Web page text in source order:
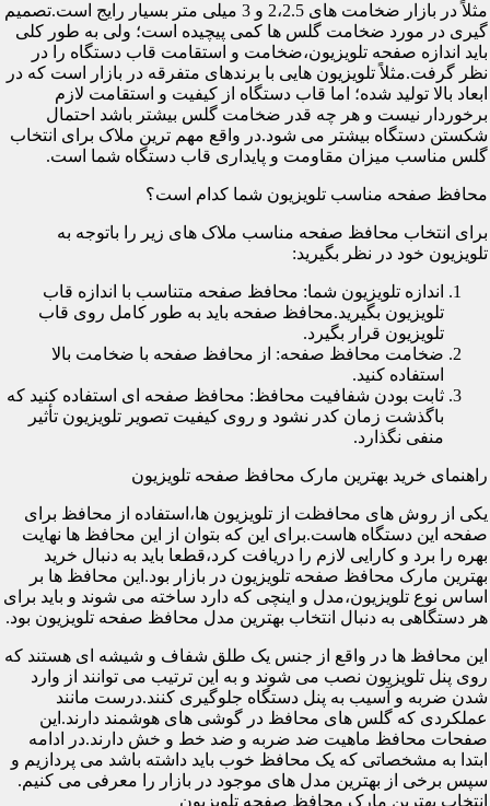
مثلاً در بازار ضخامت های 2،2.5 و 3 میلی متر بسیار رایج است.تصمیم
گیری در مورد ضخامت گلس ها کمی پیچیده است؛ ولی به طور کلی
باید اندازه صفحه تلویزیون،ضخامت و استقامت قاب دستگاه را در
نظر گرفت.مثلاً تلویزیون هایی با برندهای متفرقه در بازار است که در
ابعاد بالا تولید شده؛ اما قاب دستگاه از کیفیت و استقامت لازم
برخوردار نیست و هر چه قدر ضخامت گلس بیشتر باشد احتمال
شکستن دستگاه بیشتر می شود.در واقع مهم ترین ملاک برای انتخاب
گلس مناسب میزان مقاومت و پایداری قاب دستگاه شما است.
محافظ صفحه مناسب تلویزیون شما کدام است؟
برای انتخاب محافظ صفحه مناسب ملاک های زیر را باتوجه به
تلویزیون خود در نظر بگیرید:
اندازه تلویزیون شما: محافظ صفحه متناسب با اندازه قاب
تلویزیون بگیرید.محافظ صفحه باید به طور کامل روی قاب
تلویزیون قرار بگیرد.
ضخامت محافظ صفحه: از محافظ صفحه با ضخامت بالا
استفاده کنید.
ثابت بودن شفافیت محافظ: محافظ صفحه ای استفاده کنید که
باگذشت زمان کدر نشود و روی کیفیت تصویر تلویزیون تأثیر
منفی نگذارد.
راهنمای خرید بهترین مارک محافظ صفحه تلویزیون
یکی از روش های محافظت از تلویزیون ها،استفاده از محافظ برای
صفحه این دستگاه هاست.برای این که بتوان از این محافظ ها نهایت
بهره را برد و کارایی لازم را دریافت کرد،قطعا باید به دنبال خرید
بهترین مارک محافظ صفحه تلویزیون در بازار بود.این محافظ ها بر
اساس نوع تلویزیون،مدل و اینچی که دارد ساخته می شوند و باید برای
هر دستگاهی به دنبال انتخاب بهترین مدل محافظ صفحه تلویزیون بود.
این محافظ ها در واقع از جنس یک طلق شفاف و شیشه ای هستند که
روی پنل تلویزیون نصب می شوند و به این ترتیب می توانند از وارد
شدن ضربه و آسیب به پنل دستگاه جلوگیری کنند.درست مانند
عملکردی که گلس های محافظ در گوشی های هوشمند دارند.این
صفحات محافظ ماهیت ضد ضربه و ضد خط و خش دارند.در ادامه
ابتدا به مشخصاتی که یک محافظ خوب باید داشته باشد می پردازیم و
سپس برخی از بهترین مدل های موجود در بازار را معرفی می کنیم.
انتخاب بهترین مارک محافظ صفحه تلویزیون